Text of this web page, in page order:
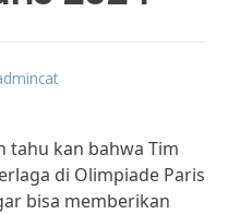
tahu kan bahwa Tim
di Olimpiade Paris
bisa memberikan